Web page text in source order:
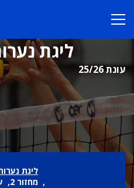
ליגת
עונת 25/26
ליגת
, מחזור 2, עונת 25/26